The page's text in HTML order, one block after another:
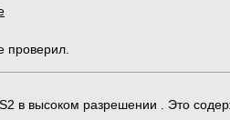
проверил.
в высоком разрешении . Это